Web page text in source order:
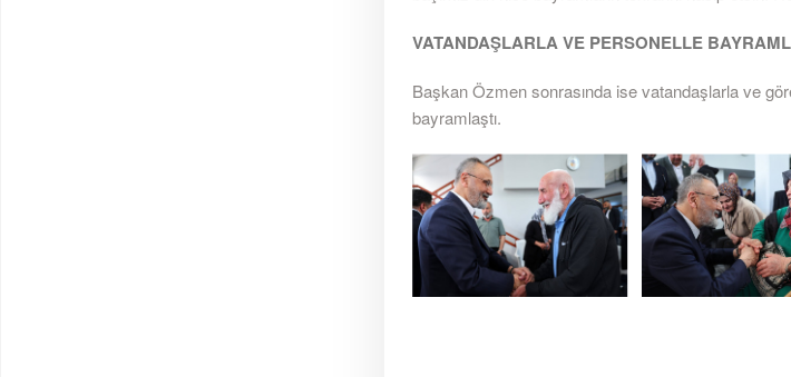
VATANDAŞLARLA VE PERSONELLE
Başkan Özmen sonrasında ise vatandaşlarla ve
bayramlaştı.